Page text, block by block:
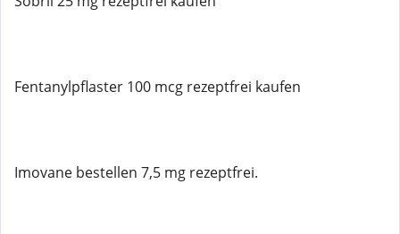
Fentanylpflaster 100 mcg rezeptfrei kaufen
Imovane bestellen 7,5 mg rezeptfrei.